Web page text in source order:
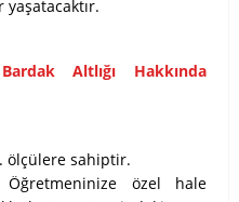
Altlığı Hakkında
ölçülere sahiptir.
özel hale